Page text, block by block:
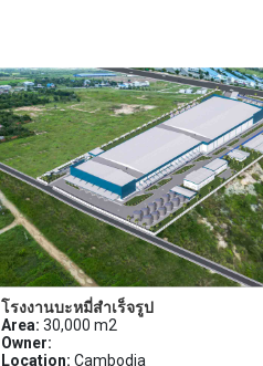
โรงงานบะหมี่สำเร็จรูป
Area: 30,000 m2
Owner:
Location: Cambodia